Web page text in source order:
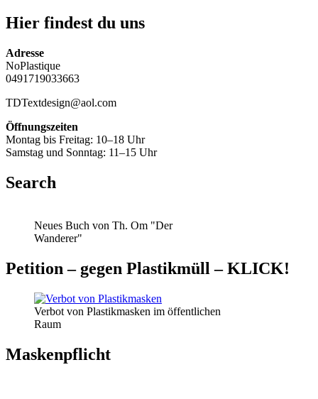
Hier findest du uns
Adresse
NoPlastique
0491719033663
TDTextdesign@aol.com
Öffnungszeiten
Montag bis Freitag: 10–18 Uhr
Samstag und Sonntag: 11–15 Uhr
Search
Neues Buch von Th. Om "Der
Wanderer"
Petition – gegen Plastikmüll – KLICK!
Verbot von Plastikmasken im öffentlichen
Raum
Maskenpflicht